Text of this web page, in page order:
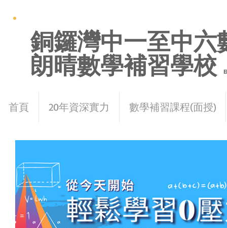
銅鑼灣中一至中六
朗晴數學補習學校
首頁 20年資深實力 數學補習課程(面授)